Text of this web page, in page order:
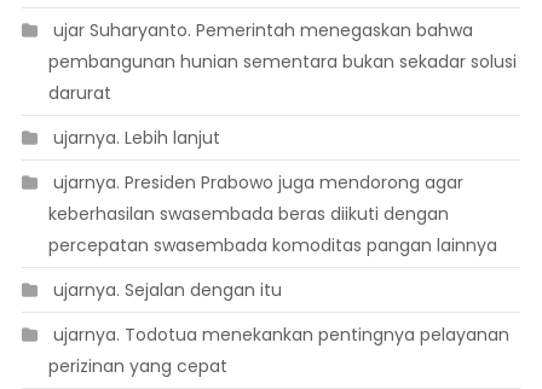
 ujar Suharyanto. Pemerintah menegaskan bahwa
pembangunan hunian sementara bukan sekadar solusi
darurat
 ujarnya. Lebih lanjut
 ujarnya. Presiden Prabowo juga mendorong agar
keberhasilan swasembada beras diikuti dengan
percepatan swasembada komoditas pangan lainnya
 ujarnya. Sejalan dengan itu
 ujarnya. Todotua menekankan pentingnya pelayanan
perizinan yang cepat